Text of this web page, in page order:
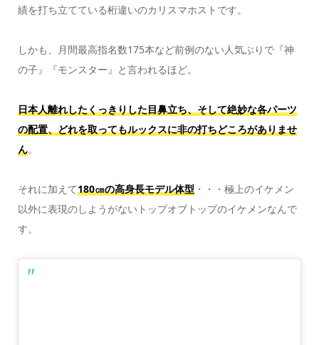
績を打ち立てている桁違いのカリスマホストです。
しかも、月間最高指名数175本など前例のない人気ぶりで『神
の子』『モンスター』と言われるほど。
日本人離れしたくっきりした目鼻立ち、そして絶妙な各パーツ
の配置、どれを取ってもルックスに非の打ちどころがありませ
ん。
それに加えて180㎝の高身長モデル体型・・・極上のイケメン
以外に表現のしようがないトップオブトップのイケメンなんで
す。